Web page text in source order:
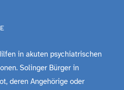
in akuten psychiatrischen
Solinger Bürger in
deren Angehörige oder